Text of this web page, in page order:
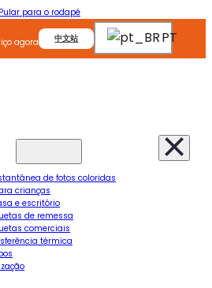
Pular para o rodapé
agora 中文站 PT
de fotos coloridas
crianças
e escritório
de remessa
comerciais
térmica